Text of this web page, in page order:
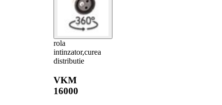
rola
intinzator,curea
distributie
VKM
16000